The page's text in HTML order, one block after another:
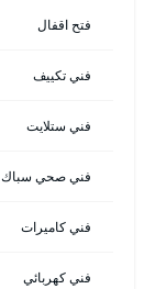
فتح اقفال
فني تكييف
فني ستلايت
فني صحي سباك
فني كاميرات
فني كهربائي